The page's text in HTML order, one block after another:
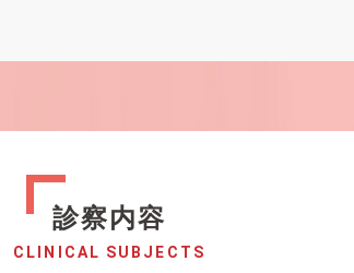
診察内容
CLINICAL SUBJECTS